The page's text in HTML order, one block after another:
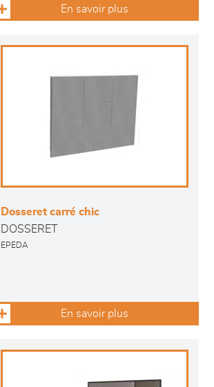
En savoir plus
Dosseret carré chic
DOSSERET
EPEDA
En savoir plus